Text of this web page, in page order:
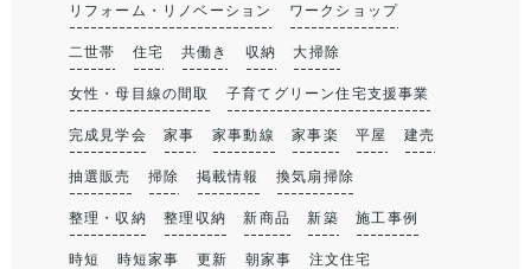
リフォーム・リノベーション ワークショップ
二世帯 住宅 共働き 収納 大掃除
女性・母目線の間取 子育てグリーン住宅支援事業
完成見学会 家事 家事動線 家事楽 平屋 建売
抽選販売 掃除 掲載情報 換気扇掃除
整理・収納 整理収納 新商品 新築 施工事例
時短 時短家事 更新 朝家事 注文住宅